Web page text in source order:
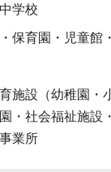
学校
保育園・児童館
施設（幼稚園・
・社会福祉施設
業所